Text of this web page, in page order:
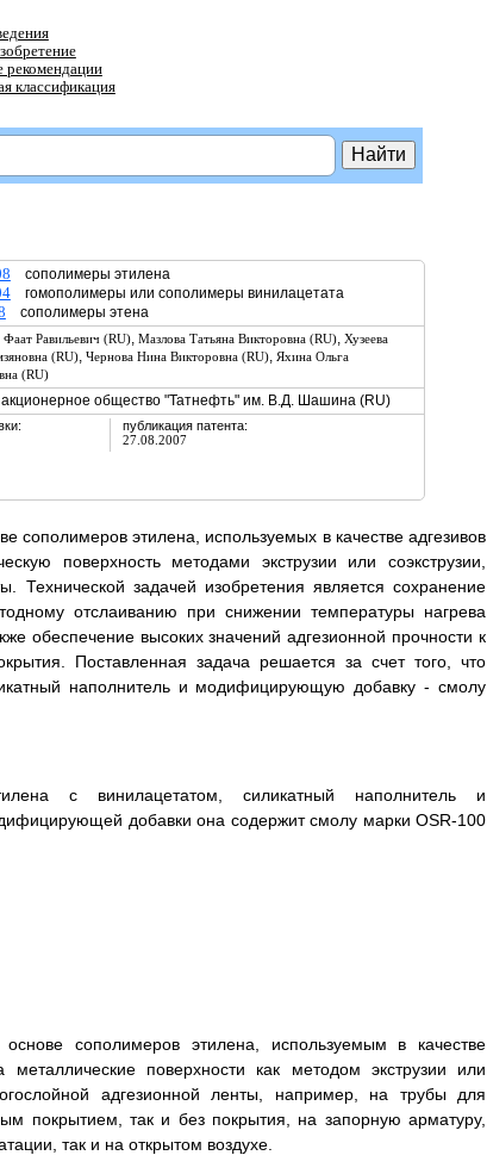
рекомендации
классификация
сополимеры этилена
гомополимеры или сополимеры винилацетата
сополимеры этена
Равильевич (RU), Мазлова Татьяна Викторовна (RU), Хузеева
(RU), Чернова Нина Викторовна (RU), Яхина Ольга
(RU)
общество "Татнефть" им. В.Д. Шашина (RU)
публикация патента:
27.08.2007
сополимеров этилена, используемых в качестве адгезивов
поверхность методами экструзии или соэкструзии,
Технической задачей изобретения является сохранение
отслаиванию при снижении температуры нагрева
обеспечение высоких значений адгезионной прочности к
Поставленная задача решается за счет того, что
наполнитель и модифицирующую добавку - смолу
с винилацетатом, силикатный наполнитель и
добавки она содержит смолу марки OSR-100
сополимеров этилена, используемым в качестве
поверхности как методом экструзии или
адгезионной ленты, например, на трубы для
покрытием, так и без покрытия, на запорную арматуру,
так и на открытом воздухе.